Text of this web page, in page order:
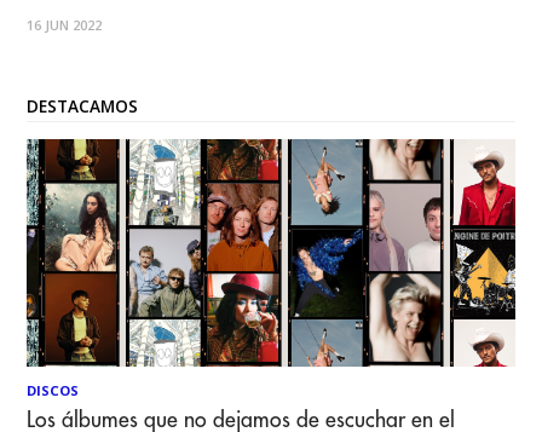
una excelente recepción en la audiencia. Temporal
16 JUN 2022
DESTACAMOS
DISCOS
Los álbumes que no dejamos de escuchar en el